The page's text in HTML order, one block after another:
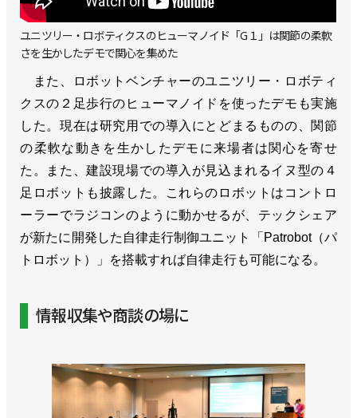
ユニツリー・ロボティクスのヒューマノイド「G１」は関節の柔軟
さを生かしたデモで関心を集めた
また、ロボットベンチャーのユニツリー・ロボティ
クスの２足歩行のヒューマノイドを使ったデモも実施
した。現在は研究用での導入にとどまるものの、関節
の柔軟な動きを生かしたデモに来場者は関心を寄せ
た。また、建設現場での導入が見込まれるイヌ型の４
足ロボットも披露した。これらのロボットはコントロ
ーラーでラジコンのように動かせるが、テックシェア
が新たに開発した自律走行制御ユニット「Patrobot（パ
トロボット）」を搭載すれば自律走行も可能になる。
情報収集や商談の場に